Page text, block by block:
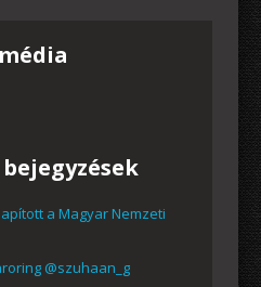
a Magyar Nemzeti
@szuhaan_g